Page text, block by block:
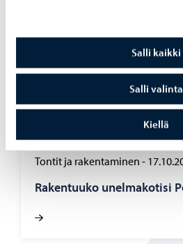
Salli kaikki
Salli valinta
Kiellä
Tontit ja rakentaminen -
Ra­ken­tuu­ko unel­ma­ko­ti­si